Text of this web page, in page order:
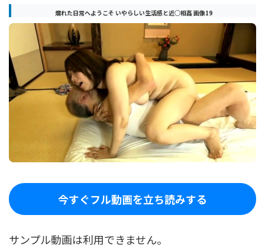
爛れた日常へようこそ いやらしい生活感と近○相姦 画像19
今すぐフル動画を立ち読みする
サンプル動画は利用できません。